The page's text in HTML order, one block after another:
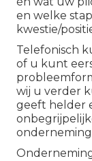
en welke
kwestie/
Telefonisch
of u kunt
wij u verder
geeft helder